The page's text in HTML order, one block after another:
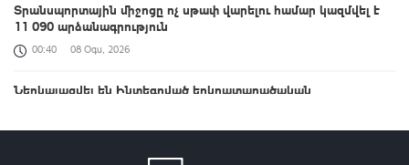
Տրանսպորտային միջոցը ոչ սթափ վարելու համար կազմվել է
11 090 արձանագրություն
00:40 08 Օգս, 2026
Ներկայացվել են Ինտեգրված երկրատարածական